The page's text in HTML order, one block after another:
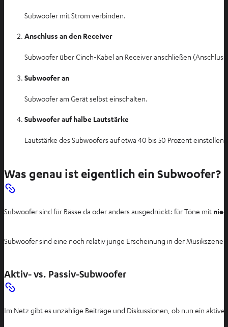
Subwoofer mit Strom verbinden.
Anschluss an den Receiver
Subwoofer über Cinch-Kabel an Receiver anschließen
Subwoofer an
Subwoofer am Gerät selbst einschalten.
Subwoofer auf halbe Lautstärke
Lautstärke des Subwoofers auf etwa 40 bis 50 Prozent
Was genau ist eigentlich ein Subwoofer?
Subwoofer sind für Bässe da oder anders ausgedrückt: für Töne mit
Subwoofer sind eine noch relativ junge Erscheinung in der
Aktiv- vs. Passiv-Subwoofer
Im Netz gibt es unzählige Beiträge und Diskussionen, ob nun ein